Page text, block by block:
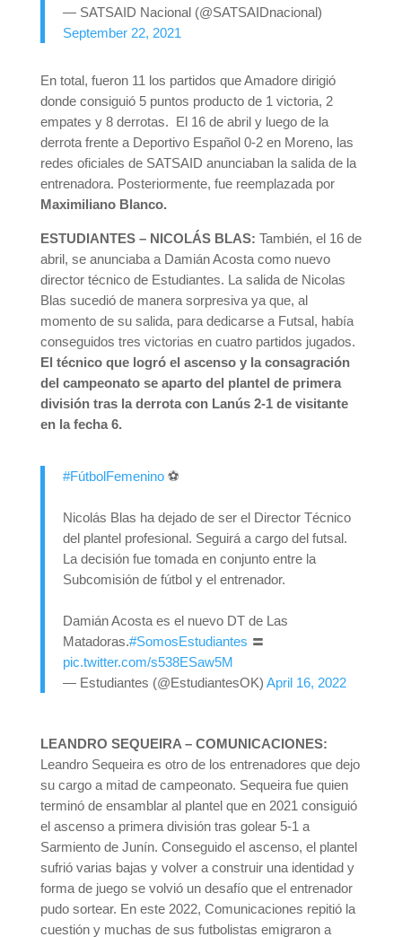
— SATSAID Nacional (@SATSAIDnacional)
September 22, 2021
En total, fueron 11 los partidos que Amadore dirigió
donde consiguió 5 puntos producto de 1 victoria, 2
empates y 8 derrotas. El 16 de abril y luego de la
derrota frente a Deportivo Español 0-2 en Moreno, las
redes oficiales de SATSAID anunciaban la salida de la
entrenadora. Posteriormente, fue reemplazada por
Maximiliano Blanco.
ESTUDIANTES – NICOLÁS BLAS: También, el 16 de
abril, se anunciaba a Damián Acosta como nuevo
director técnico de Estudiantes. La salida de Nicolas
Blas sucedió de manera sorpresiva ya que, al
momento de su salida, para dedicarse a Futsal, había
conseguidos tres victorias en cuatro partidos jugados.
El técnico que logró el ascenso y la consagración
del campeonato se aparto del plantel de primera
división tras la derrota con Lanús 2-1 de visitante
en la fecha 6.
#FútbolFemenino⚽️
Nicolás Blas ha dejado de ser el Director Técnico
del plantel profesional. Seguirá a cargo del futsal.
La decisión fue tomada en conjunto entre la
Subcomisión de fútbol y el entrenador.
Damián Acosta es el nuevo DT de Las
Matadoras.#SomosEstudiantes 〓
pic.twitter.com/s538ESaw5M
— Estudiantes (@EstudiantesOK) April 16, 2022
LEANDRO SEQUEIRA – COMUNICACIONES:
Leandro Sequeira es otro de los entrenadores que dejo
su cargo a mitad de campeonato. Sequeira fue quien
terminó de ensamblar al plantel que en 2021 consiguió
el ascenso a primera división tras golear 5-1 a
Sarmiento de Junín. Conseguido el ascenso, el plantel
sufrió varias bajas y volver a construir una identidad y
forma de juego se volvió un desafío que el entrenador
pudo sortear. En este 2022, Comunicaciones repitió la
cuestión y muchas de sus futbolistas emigraron a